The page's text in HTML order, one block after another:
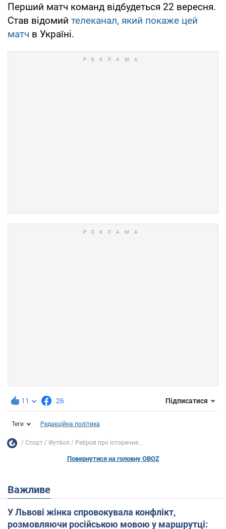
Перший матч команд відбудеться 22 вересня.
Став відомий телеканал, який покаже цей
матч в Україні.
11 26 Підписатися
Теги Редакційна політика
Спорт Футбол Ребров про історичне...
Повернутися на головну OBOZ
Важливе
У Львові жінка спровокувала конфлікт,
розмовляючи російською мовою у маршрутці: